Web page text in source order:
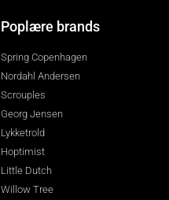
Poplære brands
Spring Copenhagen
Nordahl Andersen
Scrouples
Georg Jensen
Lykketrold
Hoptimist
Little Dutch
Willow Tree